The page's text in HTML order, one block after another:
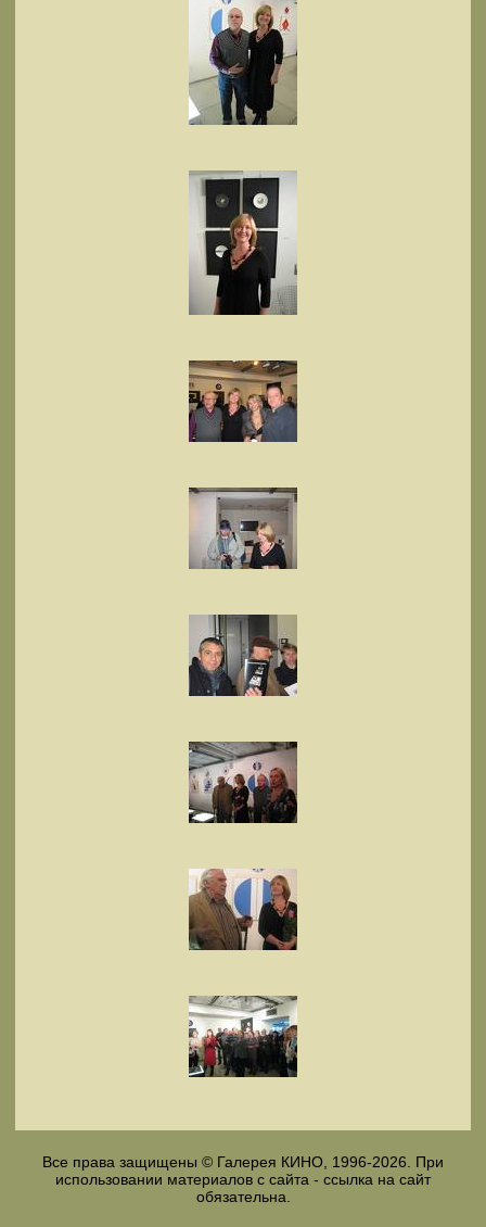
Все права защищены © Галерея КИНО, 1996-2026. При
использовании материалов с сайта - ссылка на сайт
обязательна.